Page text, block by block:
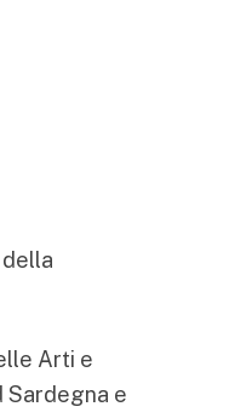
Arti e
Sardegna e